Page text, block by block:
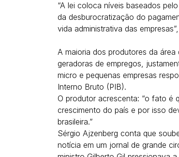
“A lei coloca níveis baseados
da desburocratização do
vida administrativa das
A maioria dos produtores da
geradoras de empregos,
micro e pequenas empresas
Interno Bruto (PIB).
O produtor acrescenta: “o fato é
crescimento do país e por isso
brasileira.”
Sérgio Ajzenberg conta que
notícia em um jornal de grande